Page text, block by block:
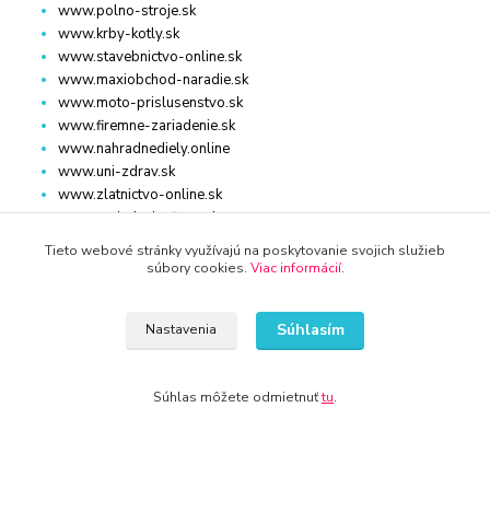
www.polno-stroje.sk
www.krby-kotly.sk
www.stavebnictvo-online.sk
www.maxiobchod-naradie.sk
www.moto-prislusenstvo.sk
www.firemne-zariadenie.sk
www.nahradnediely.online
www.uni-zdrav.sk
www.zlatnictvo-online.sk
www.zariadenie-firmy.sk
+421 940 949 000
Tieto webové stránky využívajú na poskytovanie svojich služieb
súbory cookies. Viac informácií.
Nastavenia Súhlasím
Súhlas môžete odmietnuťtu.